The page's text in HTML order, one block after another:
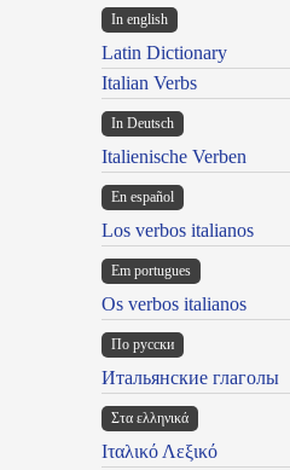
In english
Latin Dictionary
Italian Verbs
In Deutsch
Italienische Verben
En español
Los verbos italianos
Em portugues
Os verbos italianos
По русски
Итальянские глаголы
Στα ελληνικά
Ιταλικό Λεξικό